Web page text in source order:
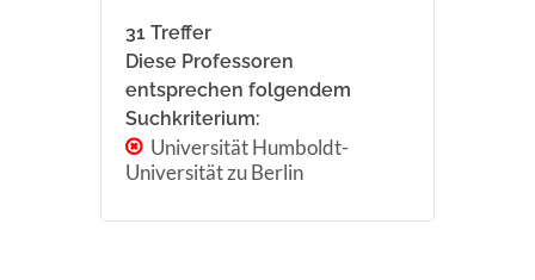
31 Treffer
Diese Professoren
entsprechen folgendem
Suchkriterium:
Universität Humboldt-
Universität zu Berlin